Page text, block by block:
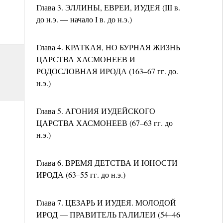
Глава 3. ЭЛЛИНЫ, ЕВРЕИ, ИУДЕЯ (III в.
до н.э. — начало I в. до н.э.)
Глава 4. КРАТКАЯ, НО БУРНАЯ ЖИЗНЬ
ЦАРСТВА ХАСМОНЕЕВ И
РОДОСЛОВНАЯ ИРОДА (163–67 гг. до.
н.э.)
Глава 5. АГОНИЯ ИУДЕЙСКОГО
ЦАРСТВА ХАСМОНЕЕВ (67–63 гг. до
н.э.)
Глава 6. ВРЕМЯ ДЕТСТВА И ЮНОСТИ
ИРОДА (63–55 гг. до н.э.)
Глава 7. ЦЕЗАРЬ И ИУДЕЯ. МОЛОДОЙ
ИРОД — ПРАВИТЕЛЬ ГАЛИЛЕИ (54–46